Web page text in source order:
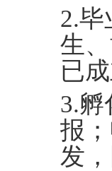
2.
生
已
3.
报
发